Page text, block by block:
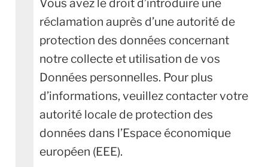
Vous avez le droit d’introduire une
réclamation auprès d’une autorité de
protection des données concernant
notre collecte et utilisation de vos
Données personnelles. Pour plus
d’informations, veuillez contacter votre
autorité locale de protection des
données dans l’Espace économique
européen (EEE).